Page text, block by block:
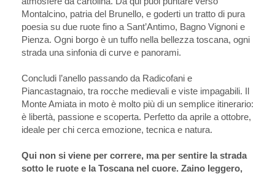
Montalcino, patria del Brunello, e goderti un tratto di pura
poesia su due ruote fino a Sant’Antimo, Bagno Vignoni e
Pienza. Ogni borgo è un tuffo nella bellezza toscana, ogni
strada una sinfonia di curve e panorami.
Concludi l’anello passando da Radicofani e
Piancastagnaio, tra rocche medievali e viste impagabili. Il
Monte Amiata in moto è molto più di un semplice itinerario:
è libertà, passione e scoperta. Perfetto da aprile a ottobre,
ideale per chi cerca emozione, tecnica e natura.
Qui non si viene per correre, ma per sentire la strada
sotto le ruote e la Toscana nel cuore. Zaino leggero,